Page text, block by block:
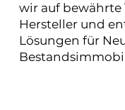
wir auf
Hersteller und
Lösungen für